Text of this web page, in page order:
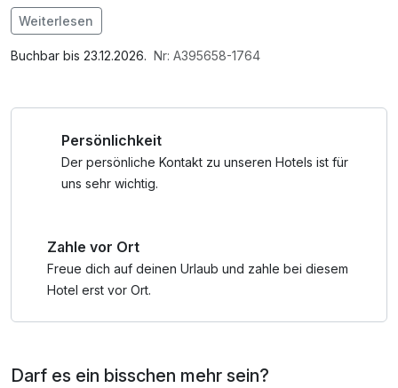
Damit Sie nicht nur hin und wieder am Wochenende,
sondern auch im Alltag wieder zu sich selbst finden. Wie
drei Tage in der schönen Barockstadt. Lassen Sie sich
rundum verwöhnen und tanken Sie neue Energie.
- 10% Rabatt auf im Hotel direkt gebuchte
Restaurantleistungen
Im Angebot enthalten
1 Flasche Mineralwasser, W-LAN Nutzung /
Weiterlesen
Buchbar bis 23.12.2026. Nr: A395658-1764
Persönlichkeit
Der persönliche Kontakt zu unseren Hotels ist für
uns sehr wichtig.
Zahle vor Ort
Freue dich auf deinen Urlaub und zahle bei diesem
Hotel erst vor Ort.
Darf es ein bisschen mehr sein?